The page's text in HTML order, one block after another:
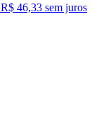
R$ 46,33 sem juros